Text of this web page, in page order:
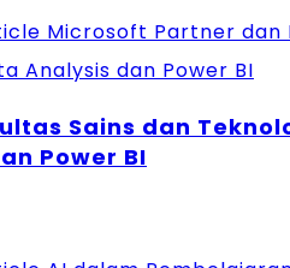
Sains dan
Power BI